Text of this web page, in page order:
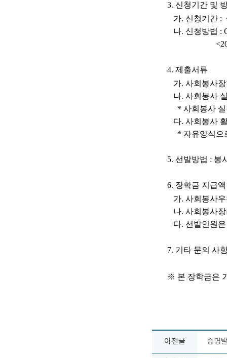
3. 신청기간 및
가. 신청기간 :
나. 신청방법 :
4. 제출서류
가. 사회봉사
나. 사회봉사
* 사회봉사
다. 사회봉사
* 자유양식으
5. 선발방법 : 봉
6. 장학금 지급
가. 사회봉사
나. 사회봉사
다. 선발인원
7. 기타 문의 사
※ 본 장학금은
이전글 증명